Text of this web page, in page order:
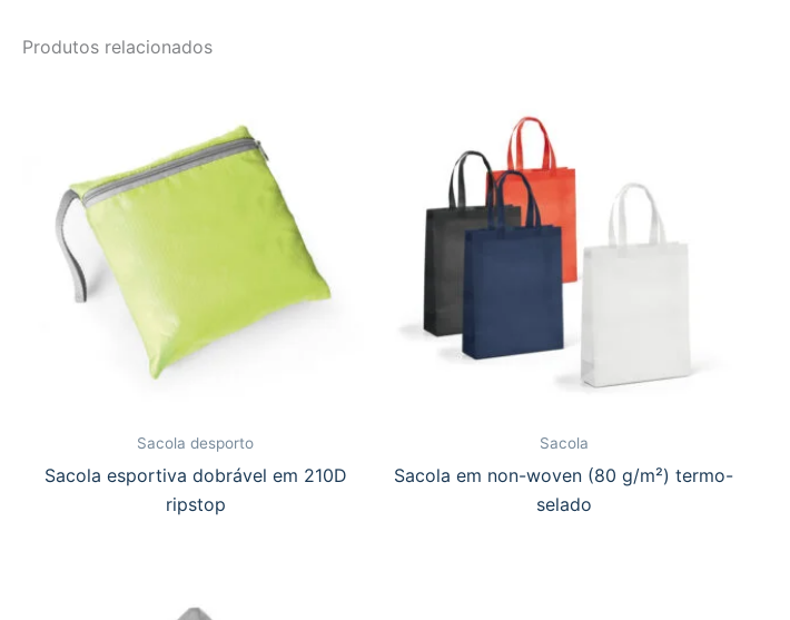
Produtos relacionados
Sacola desporto
Sacola esportiva dobrável em 210D
ripstop
Sacola
Sacola em non-woven (80 g/m²) termo-
selado